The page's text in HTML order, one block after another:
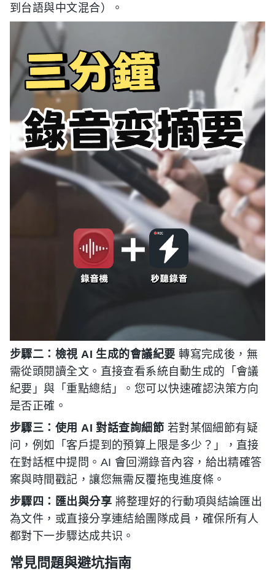
到台語與中文混合）。
步驟二：檢視 AI 生成的會議紀要 轉寫完成後，無
需從頭閱讀全文。直接查看系統自動生成的「會議
紀要」與「重點總結」。您可以快速確認決策方向
是否正確。
步驟三：使用 AI 對話查詢細節 若對某個細節有疑
问，例如「客戶提到的預算上限是多少？」，直接
在對話框中提問。AI 會回溯錄音內容，給出精確答
案與時間戳記，讓您無需反覆拖曳進度條。
步驟四：匯出與分享 將整理好的行動項與結論匯出
為文件，或直接分享連結給團隊成員，確保所有人
都對下一步驟达成共识。
常見問題與避坑指南